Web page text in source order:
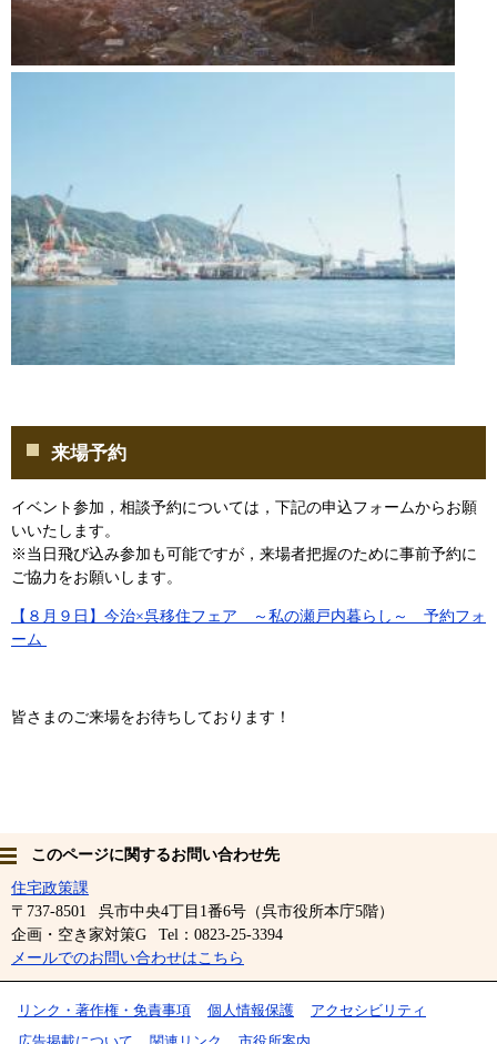
来場予約
イベント参加，相談予約については，下記の申込フォームからお願
いいたします。
※当日飛び込み参加も可能ですが，来場者把握のために事前予約に
ご協力をお願いします。
【８月９日】今治×呉移住フェア ～私の瀬戸内暮らし～ 予約フォ
ーム
皆さまのご来場をお待ちしております！
このページに関するお問い合わせ先
住宅政策課
〒737-8501
呉市中央4丁目1番6号（呉市役所本庁5階）
企画・空き家対策G
Tel：0823-25-3394
メールでのお問い合わせはこちら
リンク・著作権・免責事項 個人情報保護
アクセシビリティ